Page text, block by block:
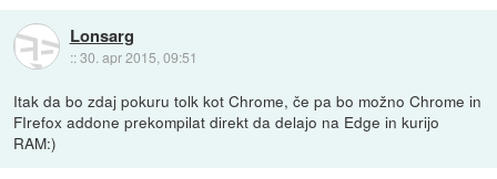
Lonsarg
::30. apr 2015, 09:51
Itak da bo zdaj pokuru tolk kot Chrome, če pa bo možno Chrome in
FIrefox addone prekompilat direkt da delajo na Edge in kurijo
RAM:)